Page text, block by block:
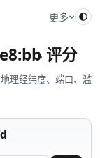
更多
评分
理经纬度、端口、滥